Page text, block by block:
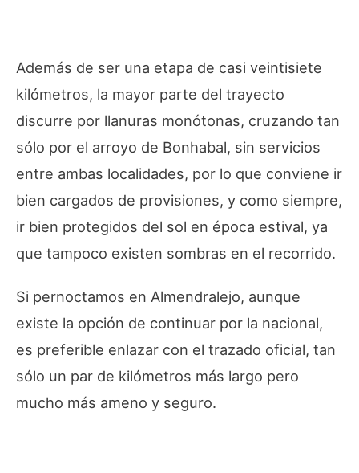
Además de ser una etapa de casi veintisiete
kilómetros, la mayor parte del trayecto
discurre por llanuras monótonas, cruzando tan
sólo por el arroyo de Bonhabal, sin servicios
entre ambas localidades, por lo que conviene ir
bien cargados de provisiones, y como siempre,
ir bien protegidos del sol en época estival, ya
que tampoco existen sombras en el recorrido.
Si pernoctamos en Almendralejo, aunque
existe la opción de continuar por la nacional,
es preferible enlazar con el trazado oficial, tan
sólo un par de kilómetros más largo pero
mucho más ameno y seguro.